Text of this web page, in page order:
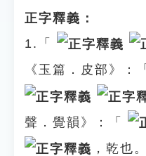
正字釋義：
1.「
《玉篇．皮部》：「
聲．覺韻》：「
，乾也